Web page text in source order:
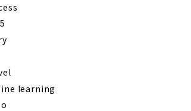
learning